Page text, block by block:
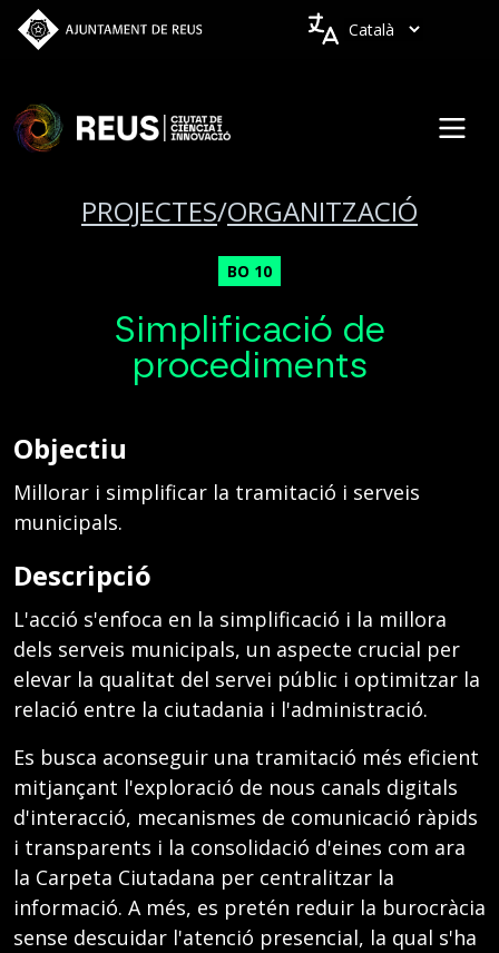
Vés al contingut
Idiomes
PROJECTES/ORGANITZACIÓ
BO 10
Simplificació de
procediments
Objectiu
Millorar i simplificar la tramitació i serveis
municipals.
Descripció
L'acció s'enfoca en la simplificació i la millora
dels serveis municipals, un aspecte crucial per
elevar la qualitat del servei públic i optimitzar la
relació entre la ciutadania i l'administració.
Es busca aconseguir una tramitació més eficient
mitjançant l'exploració de nous canals digitals
d'interacció, mecanismes de comunicació ràpids
i transparents i la consolidació d'eines com ara
la Carpeta Ciutadana per centralitzar la
informació. A més, es pretén reduir la burocràcia
sense descuidar l'atenció presencial, la qual s'ha